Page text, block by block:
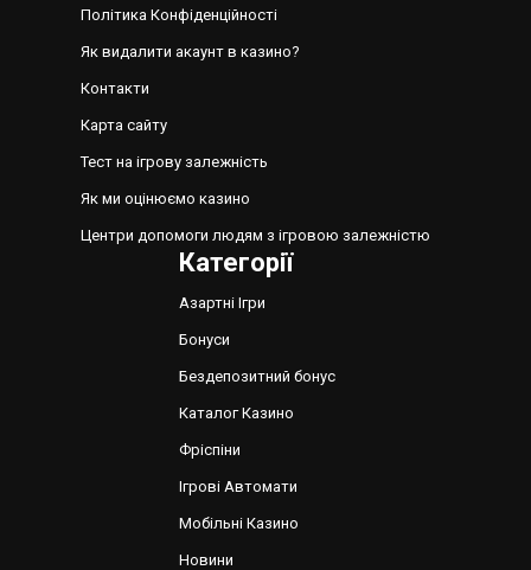
Політика Конфіденційності
Як видалити акаунт в казино?
Контакти
Карта сайту
Тест на ігрову залежність
Як ми оцінюємо казино
Центри допомоги людям з ігровою залежністю
Категорії
Азартні Ігри
Бонуси
Бездепозитний бонус
Каталог Казино
Фріспіни
Ігрові Автомати
Мобільні Казино
Новини